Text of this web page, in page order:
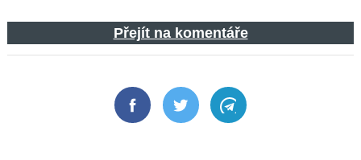
Přejít na komentáře
FacebookTwitter Telegram